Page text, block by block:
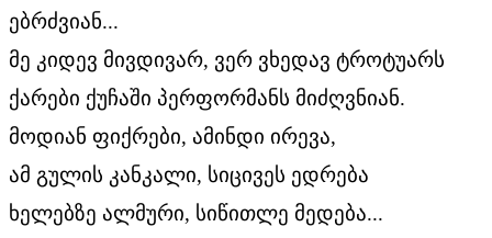
ებრძვიან...
მე კიდევ მივდივარ, ვერ ვხედავ ტროტუარს
ქარები ქუჩაში პერფორმანს მიძღვნიან.
მოდიან ფიქრები, ამინდი ირევა,
ამ გულის კანკალი, სიცივეს ედრება
ხელებზე ალმური, სიწითლე მედება...